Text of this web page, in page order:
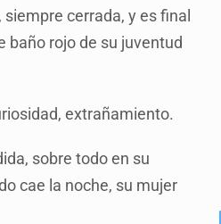
cerrada, y es final
baño rojo de su juventud
extrañamiento.
sobre todo en su
cae la noche, su mujer